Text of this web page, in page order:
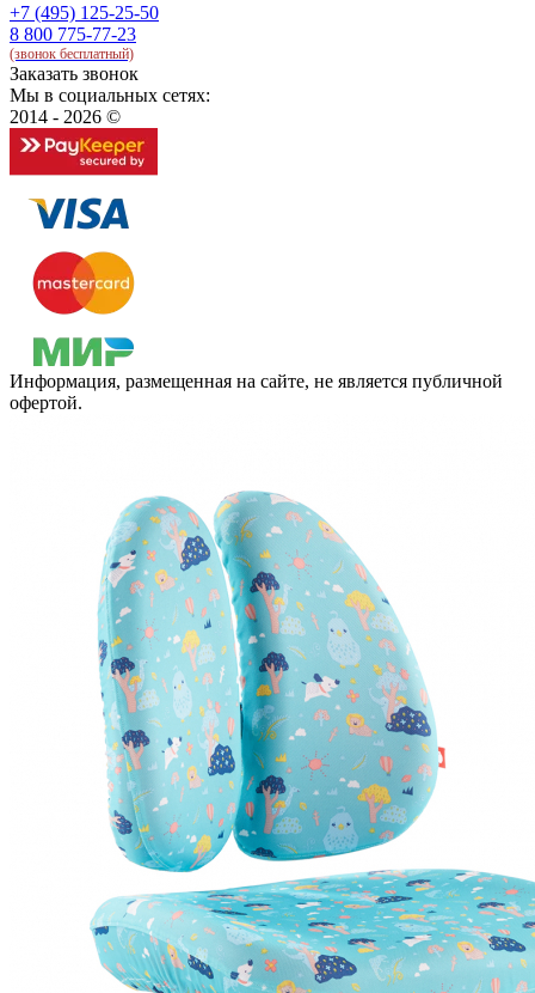
+7 (495) 125-25-50
8 800 775-77-23
(звонок бесплатный)
Заказать звонок
Мы в социальных сетях:
2014 - 2026 ©
Информация, размещенная на сайте, не является публичной
офертой.